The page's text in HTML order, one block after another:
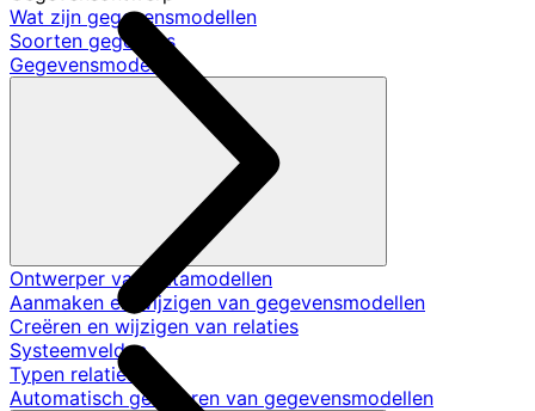
Wat zijn gegevensmodellen
Soorten gegevens
Gegevensmodellen
Ontwerper van datamodellen
Aanmaken en wijzigen van gegevensmodellen
Creëren en wijzigen van relaties
Systeemvelden
Typen relaties
Automatisch genereren van gegevensmodellen